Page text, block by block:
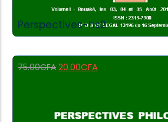
Perspectives-hs2
75.00CFA 20.00CFA